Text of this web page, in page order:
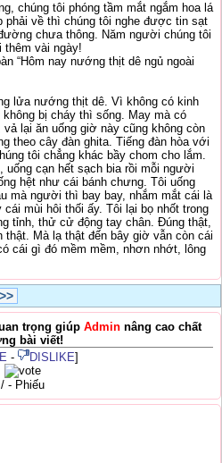
chúng tôi phóng tầm mắt ngắm hoa lá
phải về thì chúng tôi nghe được tin sạt
chưa thông. Năm người chúng tôi
thêm vài ngày!
“Hôm nay nướng thịt dê ngủ ngoài
lửa nướng thịt dê. Vì không có kinh
bị cháy thì sống. May mà có
lại ăn uống giờ này cũng không còn
theo cây đàn ghita. Tiếng đàn hòa với
tôi chẳng khác bầy chom cho lắm.
uống cạn hết sạch bia rồi mỗi người
hệt như cái bánh chưng. Tôi uống
mà người thì bay bay, nhắm mắt cái là
mùi hôi thối ấy. Tôi lại bọ nhốt trong
tỉnh, thử cử động tay chân. Đúng thật,
thật. Mà lạ thật đến bây giờ vẫn còn cái
cái gì đó mềm mềm, nhơn nhớt, lông
>>
trọng giúp Admin nâng cao chất
bài viết!
- DISLIKE]
/ - Phiếu